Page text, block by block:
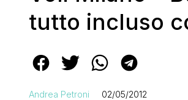
tutto incluso
Andrea Petroni 02/05/2012